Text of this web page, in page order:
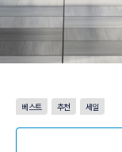
베스트 추천 세일